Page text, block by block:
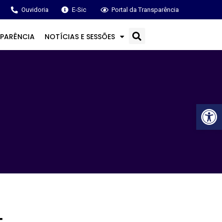
Ouvidoria E-Sic Portal da Transparência
NOTÍCIAS E SESSÕES